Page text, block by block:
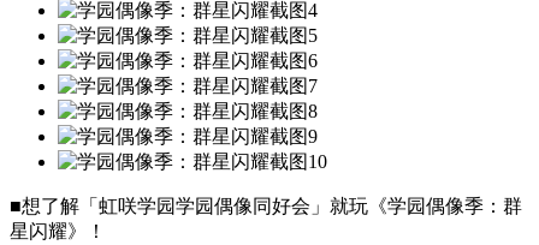
■想了解「虹咲学园学园偶像同好会」就玩《学园偶像季：群
星闪耀》！